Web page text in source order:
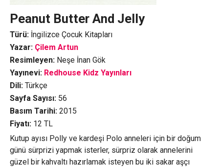
Peanut Butter And Jelly
Türü:İngilizce Çocuk Kitapları
Yazar: Çilem Artun
Resimleyen:Neşe İnan Gök
Yayınevi: Redhouse Kidz Yayınları
Dili: Türkçe
Sayfa Sayısı: 56
Basım Tarihi: 2015
Fiyatı: 12 TL
Kutup ayısı Polly ve kardeşi Polo anneleri için bir doğum
günü sürprizi yapmak isterler, sürpriz olarak annelerini
güzel bir kahvaltı hazırlamak isteyen bu iki sakar aşçı